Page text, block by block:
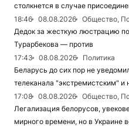
столкнется в случае
18:46
08.08.2026
Общество,
Дедок за жесткую люстрацию
Турарбекова — против
17:43
08.08.2026
Политика
Беларусь до сих пор не
телеканала "экстремистским"
17:08
08.08.2026
Общество,
Легализация белорусов,
мирного времени, но в Украине